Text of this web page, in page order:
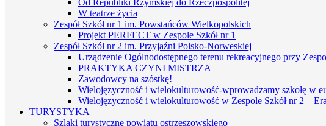
Od Republiki Rzymskiej do Rzeczpospolitej
W teatrze życia
Zespół Szkół nr 1 im. Powstańców Wielkopolskich
Projekt PERFECT w Zespole Szkół nr 1
Zespół Szkół nr 2 im. Przyjaźni Polsko-Norweskiej
Urządzenie Ogólnodostępnego terenu rekreacyjnego przy
PRAKTYKA CZYNI MISTRZA
Zawodowcy na szóstkę!
Wielojęzyczność i wielokulturowość-wprowadzamy szkołę w
Wielojęzyczność i wielokulturowość w Zespole Szkół nr 2 –
TURYSTYKA
Szlaki turystyczne powiatu ostrzeszowskiego